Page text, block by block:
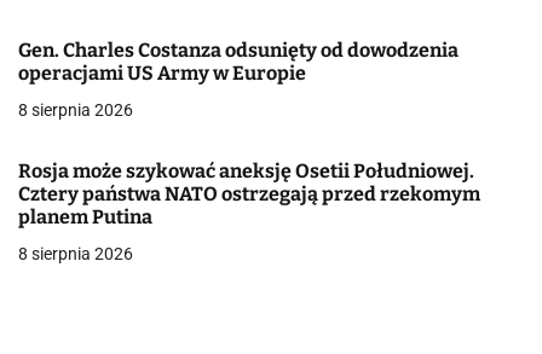
a
w
i
s
Gen. Charles Costanza odsunięty od dowodzenia
operacjami US Army w Europie
8 sierpnia 2026
Rosja może szykować aneksję Osetii Południowej.
Cztery państwa NATO ostrzegają przed rzekomym
planem Putina
8 sierpnia 2026